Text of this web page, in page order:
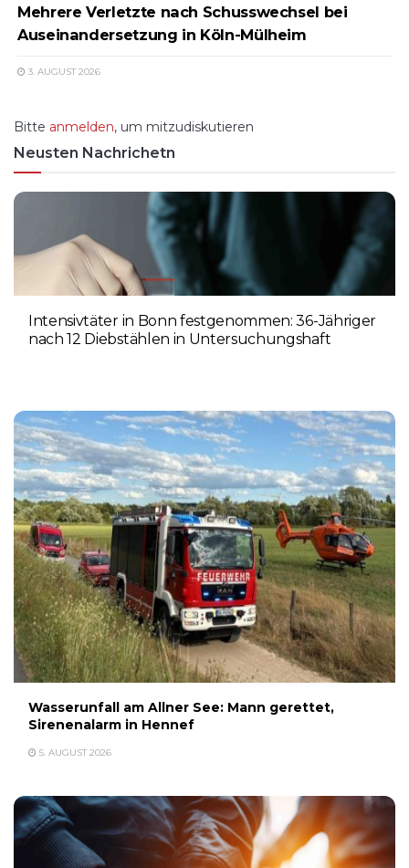
Mehrere Verletzte nach Schusswechsel bei
Auseinandersetzung in Köln-Mülheim
3. AUGUST 2026
Bitte anmelden, um mitzudiskutieren
Neusten Nachrichetn
Intensivtäter in Bonn festgenommen: 36-Jähriger
nach 12 Diebstählen in Untersuchungshaft
Wasserunfall am Allner See: Mann gerettet,
Sirenenalarm in Hennef
5. AUGUST 2026